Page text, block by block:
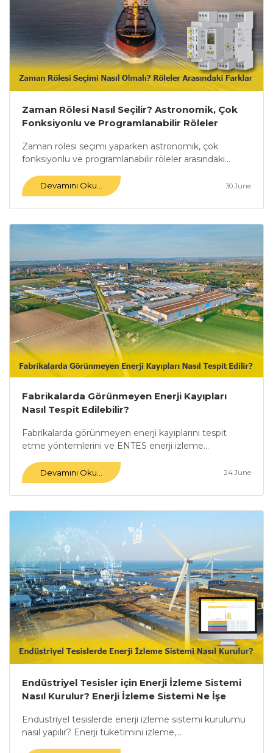
Zaman Rölesi Nasıl Seçilir? Astronomik, Çok
Fonksiyonlu ve Programlanabilir Röleler
Zaman rölesi seçimi yaparken astronomik, çok
fonksiyonlu ve programlanabilir röleler arasındaki...
Devamını Oku... 30 June
Fabrikalarda Görünmeyen Enerji Kayıpları
Nasıl Tespit Edilebilir?
Fabrikalarda görünmeyen enerji kayıplarını tespit
etme yöntemlerini ve ENTES enerji izleme...
Devamını Oku... 24 June
Endüstriyel Tesisler için Enerji İzleme Sistemi
Nasıl Kurulur? Enerji İzleme Sistemi Ne İşe
Endüstriyel tesislerde enerji izleme sistemi kurulumu
nasıl yapılır? Enerji tüketimini izleme,...